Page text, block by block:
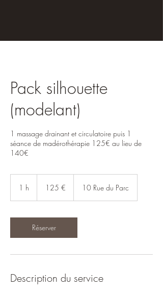
Pack silhouette
(modelant)
1 massage drainant et circulatoire puis 1
séance de madérothérapie 125€ au lieu de
140€
1 h 125 € 10 Rue du Parc
Réserver
Description du service